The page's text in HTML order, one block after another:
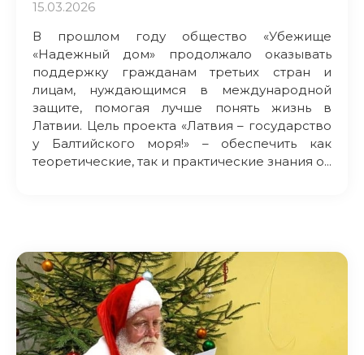
15.03.2026
В прошлом году общество «Убежище
«Надежный дом» продолжало оказывать
поддержку гражданам третьих стран и
лицам, нуждающимся в международной
защите, помогая лучше понять жизнь в
Латвии. Цель проекта «Латвия – государство
у Балтийского моря!» – обеспечить как
теоретические, так и практические знания о...